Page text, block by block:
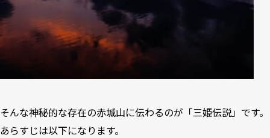
そんな神秘的な存在の赤城山に伝わるのが「三姫伝説」です。
あらすじは以下になります。